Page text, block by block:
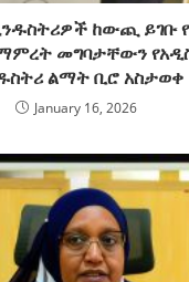
ከውጪ ይገቡ
መግባታቸውን
ልማት ቢሮ አስታወቀ
January 16, 2026